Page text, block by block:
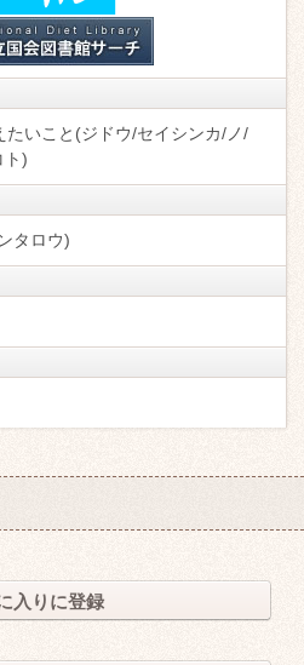
たいこと(ジドウ/セイシンカ/ノ/
ト)
タロウ)
入りに登録